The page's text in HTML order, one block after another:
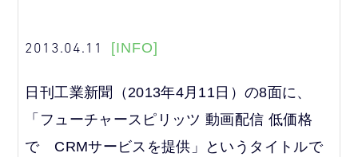
2013.04.11 [INFO]
日刊工業新聞（2013年4月11日）の8面に、
「フューチャースピリッツ 動画配信 低価格
で CRMサービスを提供」というタイトルで